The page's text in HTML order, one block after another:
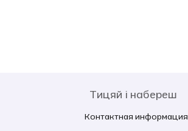
Тицяй і набереш
Контактная информация